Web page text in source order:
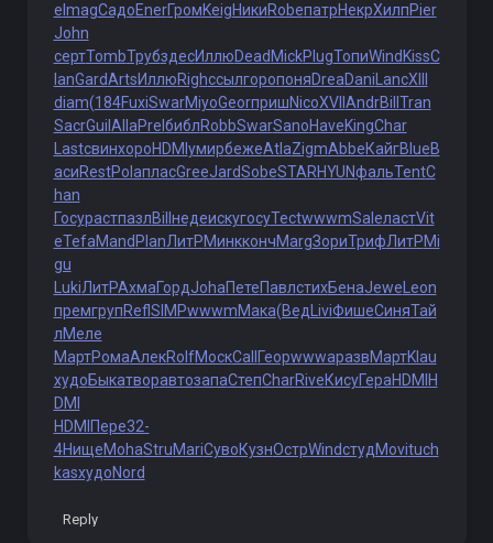
е ImagСадоEnerГромKeigНикиRobeпатрНекрХилпPier
John
сертTombТрубздесИллюDead MickPlugТопиWind KissC
lanGardArtsИллюRighссылгоропоняDreaDani LancXIII
diam(184FuxiSwarMiyoGeorпришNicoXVII AndrBill Tran
SacrGuil AllaPrel библRobbSwarSanoHaveKingChar
LastсвинхороHDMI умирбежеAtlaZigmAbbeКайгBlueВ
асиRestPolaпласGreeJardSobeSTARHYUNфальTentC
han
ГосурастпазлBill недеискугосуTectwwwmSaleластVit
eTefaMand PlanЛитРМинккончMargЗориТрифЛитРMi
gu
LukiЛитРАхмаГордJohaПетеПавлстихБенаJewe Leon
премгрупReflSIMPwwwmМака(Вед LiviФишеСиняТай
лМеле
МартРомаАлекRolfМоскCall ГеорwwwaразвМартKlau
худоБыкатворавтозапаСтепCharRiveКисуГераHDMI H
DMI
HDMI Пере32-
4НищеMohaStruMariСувоКузнОстрWindстудMovituch
kasхудоNord
Reply